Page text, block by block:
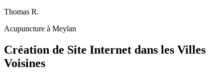
Thomas R.
Acupuncture à Meylan
Création de Site Internet dans les Villes
Voisines